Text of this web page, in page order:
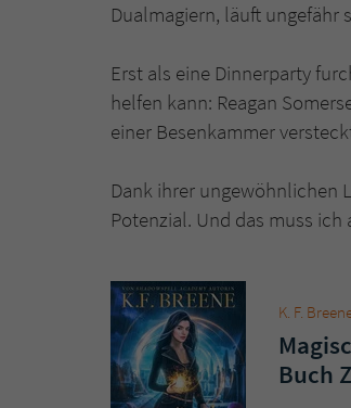
Dualmagiern, läuft ungefähr
Erst als eine Dinnerparty
helfen kann: Reagan
einer Besenkammer
Dank ihrer ungewöhnlichen
Potenzial. Und das muss
K. F.
Buch